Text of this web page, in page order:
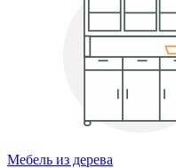
Мебель из дерева